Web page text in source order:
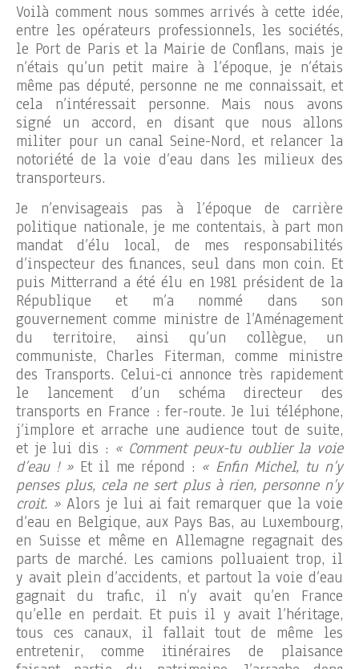
Voilà comment nous sommes arrivés à cette idée,
entre les opérateurs professionnels, les sociétés,
le Port de Paris et la Mairie de Conflans, mais je
n’étais qu’un petit maire à l’époque, je n’étais
même pas député, personne ne me connaissait, et
cela n’intéressait personne. Mais nous avons
signé un accord, en disant que nous allons
militer pour un canal Seine-Nord, et relancer la
notoriété de la voie d’eau dans les milieux des
transporteurs.
Je n’envisageais pas à l’époque de carrière
politique nationale, je me contentais, à part mon
mandat d’élu local, de mes responsabilités
d’inspecteur des finances, seul dans mon coin. Et
puis Mitterrand a été élu en 1981 président de la
République et m’a nommé dans son
gouvernement comme ministre de l’Aménagement
du territoire, ainsi qu’un collègue, un
communiste, Charles Fiterman, comme ministre
des Transports. Celui-ci annonce très rapidement
le lancement d’un schéma directeur des
transports en France : fer-route. Je lui téléphone,
j’implore et arrache une audience tout de suite,
et je lui dis : « Comment peux-tu oublier la voie
d’eau ! » Et il me répond : « Enfin Michel, tu n’y
penses plus, cela ne sert plus à rien, personne n’y
croit. » Alors je lui ai fait remarquer que la voie
d’eau en Belgique, aux Pays Bas, au Luxembourg,
en Suisse et même en Allemagne regagnait des
parts de marché. Les camions polluaient trop, il
y avait plein d’accidents, et partout la voie d’eau
gagnait du trafic, il n’y avait qu’en France
qu’elle en perdait. Et puis il y avait l’héritage,
tous ces canaux, il fallait tout de même les
entretenir, comme itinéraires de plaisance